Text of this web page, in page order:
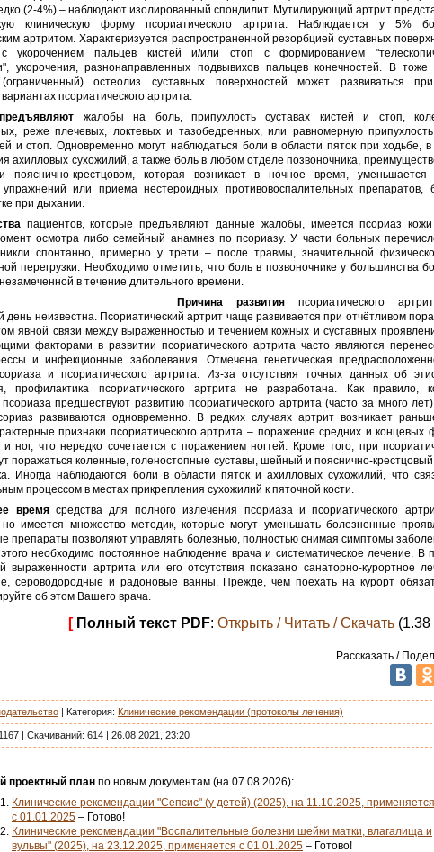
(2-4%) – наблюдают изолированный спондилит. Мутилирующий артрит
клиническую форму псориатического артрита. Наблюдается у 5%
артритом. Характеризуется распространенной резорбцией суставных
укорочением пальцев кистей и/или стоп с формированием
укорочения, разнонаправленных подвывихов пальцев конечностей. В тоже
остеолиз суставных поверхностей может развиваться
псориатического артрита.
жалобы на боль, припухлость суставах кистей и стоп,
реже плечевых, локтевых и тазобедренных, или равномерную припухлость
и стоп. Одновременно могут наблюдаться боли в области пяток при ходьбе, в
ахилловых сухожилий, а также боль в любом отделе позвоночника,
пояснично-крестцовом, которая возникает в ночное время, уменьшается
упражнений или приема нестероидных противовоспалительных препаратов,
при дыхании.
пациентов, которые предъявляют данные жалобы, имеется псориаз
осмотра либо семейный анамнез по псориазу. У части больных
спонтанно, примерно у трети – после травмы, значительной
перегрузки. Необходимо отметить, что боль в позвоночнике у большинства
в течение длительного времени.
Причина развития псориатического
день неизвестна. Псориатический артрит чаще развивается при отчётливом
явной связи между выраженностью и течением кожных и суставных
факторами в развитии псориатического артрита часто являются
и инфекционные заболевания. Отмечена генетическая
и псориатического артрита. Из-за отсутствия точных данных об
профилактика псориатического артрита не разработана. Как правило,
предшествуют развитию псориатического артрита (часто за много
развиваются одновременно. В редких случаях артрит возникает
признаки псориатического артрита – поражение средних и концевых
и ног, что нередко сочетается с поражением ногтей. Кроме того, при
поражаться коленные, голеностопные суставы, шейный и пояснично-
Иногда наблюдаются боли в области пяток и ахилловых сухожилий, что
процессом в местах прикрепления сухожилий к пяточной кости.
времясредства для полного излечения псориаза и псориатического
но имеется множество методик, которые могут уменьшать болезненные
препараты позволяют управлять болезнью, полностью снимая симптомы
необходимо постоянное наблюдение врача и систематическое лечение. В
выраженности артрита или его отсутствия показано санаторно-курортное
сероводородные и радоновые ванны. Прежде, чем поехать на курорт
об этом Вашего врача.
[ Полный текст PDF: Открыть / Читать / Скачать (1.38
Рассказать /
| Категория: Клинические рекомендации (протоколы лечения)
1167 | Скачиваний: 614 | 26.08.2021, 23:20
проектный план по новым документам (на 07.08.2026):
Клинические рекомендации "Сепсис" (у детей) (2025), на 11.10.2025, применяется
с 01.01.2025 – Готово!
Клинические рекомендации "Воспалительные болезни шейки матки, влагалища и
вульвы" (2025), на 23.12.2025, применяется с 01.01.2025 – Готово!